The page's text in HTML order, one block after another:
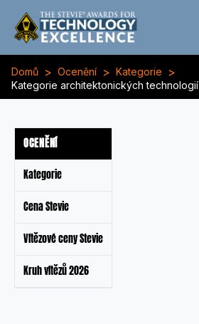
Domů > Ocenění > Kategorie >
Kategorie architektonických technologií
OCENĚNÍ
Kategorie
Cena Stevie
Vítězové ceny Stevie
Kruh vítězů 2026